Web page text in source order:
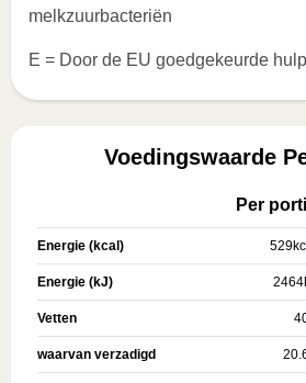
melkzuurbacteriën
E = Door de EU goedgekeurde
Voedingswaarde
Per
Energie (kcal) 529
Energie (kJ) 2464
Vetten
waarvan verzadigd